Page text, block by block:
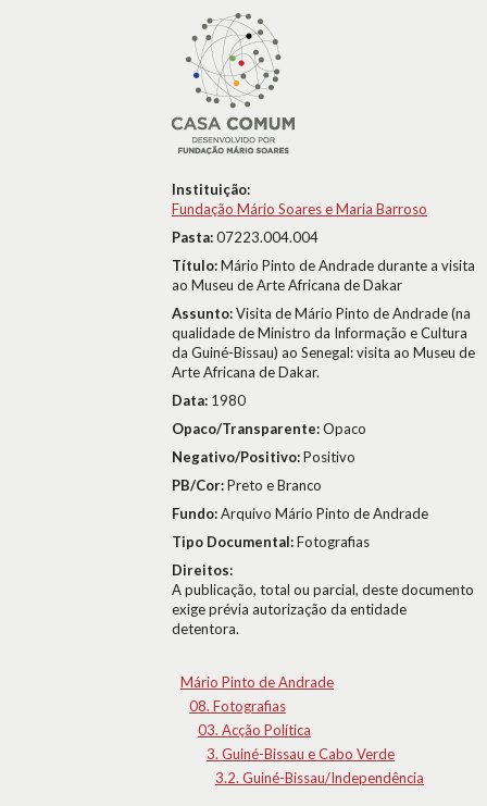
Instituição:
Fundação Mário Soares e Maria Barroso
Pasta:07223.004.004
Título:Mário Pinto de Andrade durante a visita
ao Museu de Arte Africana de Dakar
Assunto:Visita de Mário Pinto de Andrade (na
qualidade de Ministro da Informação e Cultura
da Guiné-Bissau) ao Senegal: visita ao Museu de
Arte Africana de Dakar.
Data: 1980
Opaco/Transparente:Opaco
Negativo/Positivo:Positivo
PB/Cor:Preto e Branco
Fundo:Arquivo Mário Pinto de Andrade
Tipo Documental:Fotografias
Direitos:
A publicação, total ou parcial, deste documento
exige prévia autorização da entidade
detentora.
Mário Pinto de Andrade
08. Fotografias
03. Acção Política
3. Guiné-Bissau e Cabo Verde
3.2. Guiné-Bissau/Independência